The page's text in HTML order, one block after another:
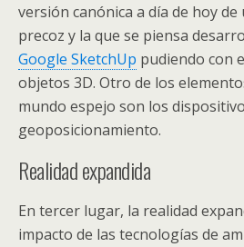
versión canónica a día de hoy
precoz y la que se piensa
Google SketchUp pudiendo con
objetos 3D. Otro de los
mundo espejo son los
geoposicionamiento.
Realidad expandida
En tercer lugar, la realidad
impacto de las tecnologías de